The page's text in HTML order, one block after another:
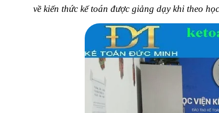
về kiến thức kế toán được giảng dạy khi theo